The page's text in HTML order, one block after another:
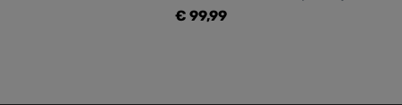
met anti-aanbaklaag en een krabber — voor nog gezelligere
onderonsjes met vrienden! Dit toestel is voorzien van een
€ 99,99